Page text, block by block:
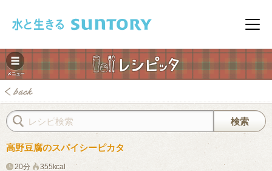
メニ
高野豆腐のスパイシーピカタ
20分 355kcal